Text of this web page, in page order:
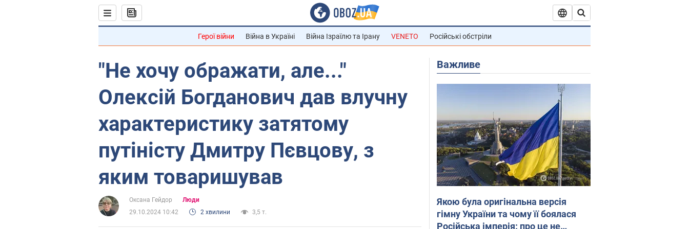
Герої війни Війна в Україні Війна Ізраїлю та Ірану VENETO Російські обстріли
"Не хочу ображати, але..."
Олексій Богданович дав влучну
характеристику затятому
путіністу Дмитру Пєвцову, з
яким товаришував
Оксана Гейдор
Люди
29.10.2024 10:42
2 хвилини 3,5 т.
Важливе
Якою була оригінальна версія
гімну України та чому її боялася
Російська імперія: про це не